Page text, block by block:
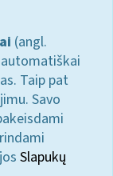
(angl.
Taip pat
Savo
Slapukų